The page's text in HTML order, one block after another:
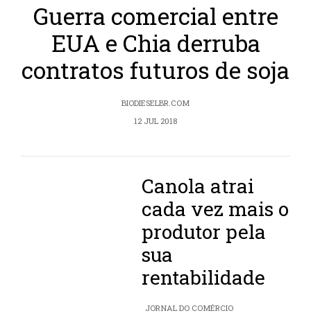
Guerra comercial entre
EUA e Chia derruba
contratos futuros de soja
BIODIESELBR.COM
12 JUL 2018
Canola atrai
cada vez mais o
produtor pela
sua
rentabilidade
JORNAL DO COMÉRCIO